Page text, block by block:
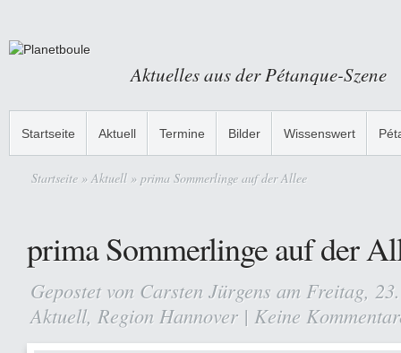
Aktuelles aus der Pétanque-Szene
Startseite Aktuell Termine Bilder Wissenswert
Startseite » Aktuell » prima Sommerlinge auf der Allee
prima Sommerlinge auf der
Gepostet von Carsten Jürgens am Freitag,
Aktuell, Region Hannover | Keine